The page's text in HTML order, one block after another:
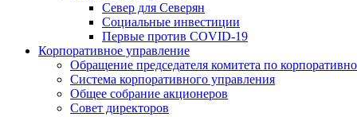
Север для Северян
Социальные инвестиции
Первые против COVID‑19
Корпоративное управление
Обращение председателя комитета по
Система корпоративного управления
Общее собрание акционеров
Совет директоров